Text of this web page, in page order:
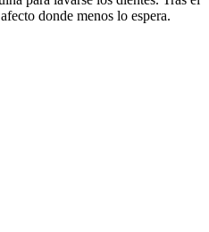
donde menos lo espera.